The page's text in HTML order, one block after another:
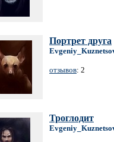
Портрет друга
отзывов: 2
Троглодит